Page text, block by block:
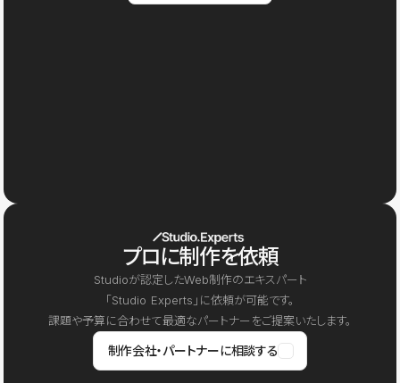
プロに制作を依頼
Studioが認定したWeb制作のエキスパート
「Studio Experts」に依頼が可能です。
課題や予算に合わせて最適なパートナーをご提案いたします。
制作会社・パートナーに相談する